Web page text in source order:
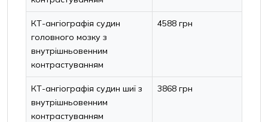
КТ-ангіографія судин
головного мозку з
внутрішньовенним
контрастуванням
4588 грн
КТ-ангіографія судин шиї з
внутрішньовенним
контрастуванням
3868 грн